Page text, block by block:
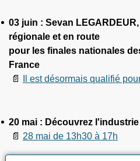
03 juin : Sevan
régionale et en route
pour les finales nationales
France
📄
Il est désormais qualifié
20 mai : Découvrez l'industrie
📄 28 mai de 13h30 à 17h